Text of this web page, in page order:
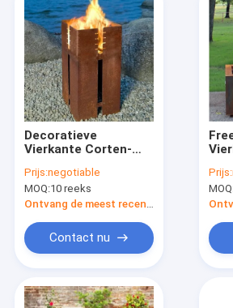
Decoratieve
Vierkante Corten-
Grill
Prijs:negotiable
MOQ:10 reeks
Contact nu
Prijs: